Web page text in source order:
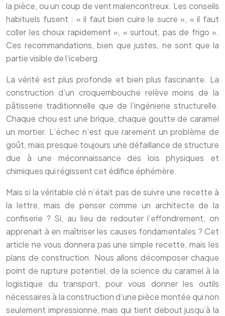
la pièce, ou un coup de vent malencontreux. Les conseils
habituels fusent : « il faut bien cuire le sucre », « il faut
coller les choux rapidement », « surtout, pas de frigo ».
Ces recommandations, bien que justes, ne sont que la
partie visible de l’iceberg.
La vérité est plus profonde et bien plus fascinante. La
construction d’un croquembouche relève moins de la
pâtisserie traditionnelle que de l’ingénierie structurelle.
Chaque chou est une brique, chaque goutte de caramel
un mortier. L’échec n’est que rarement un problème de
goût, mais presque toujours une défaillance de structure
due à une méconnaissance des lois physiques et
chimiques qui régissent cet édifice éphémère.
Mais si la véritable clé n’était pas de suivre une recette à
la lettre, mais de penser comme un architecte de la
confiserie ? Si, au lieu de redouter l’effondrement, on
apprenait à en maîtriser les causes fondamentales ? Cet
article ne vous donnera pas une simple recette, mais les
plans de construction. Nous allons décomposer chaque
point de rupture potentiel, de la science du caramel à la
logistique du transport, pour vous donner les outils
nécessaires à la construction d’une pièce montée qui non
seulement impressionne, mais qui tient debout jusqu’à la